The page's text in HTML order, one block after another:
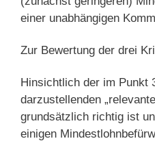
einer unabhängigen
Zur Bewertung der drei
Hinsichtlich der im Punkt
darzustellenden
grundsätzlich richtig ist
einigen